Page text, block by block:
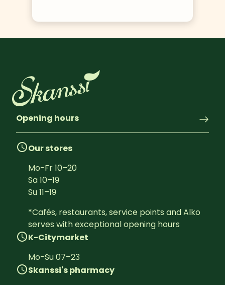
Opening hours
Our stores
Mo-Fr10–20
Sa10–19
Su11–19
*Cafés, restaurants, service points and Alko
serves with exceptional opening hours
K-Citymarket
Mo-Su07–23
Skanssi's pharmacy